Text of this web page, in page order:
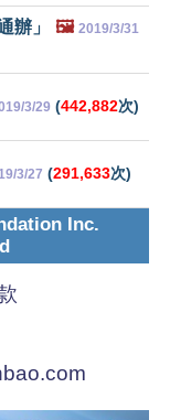
辦」 🖼️ 2019/3/31
3/29 (442,882次)
3/27 (291,633次)
Inc.